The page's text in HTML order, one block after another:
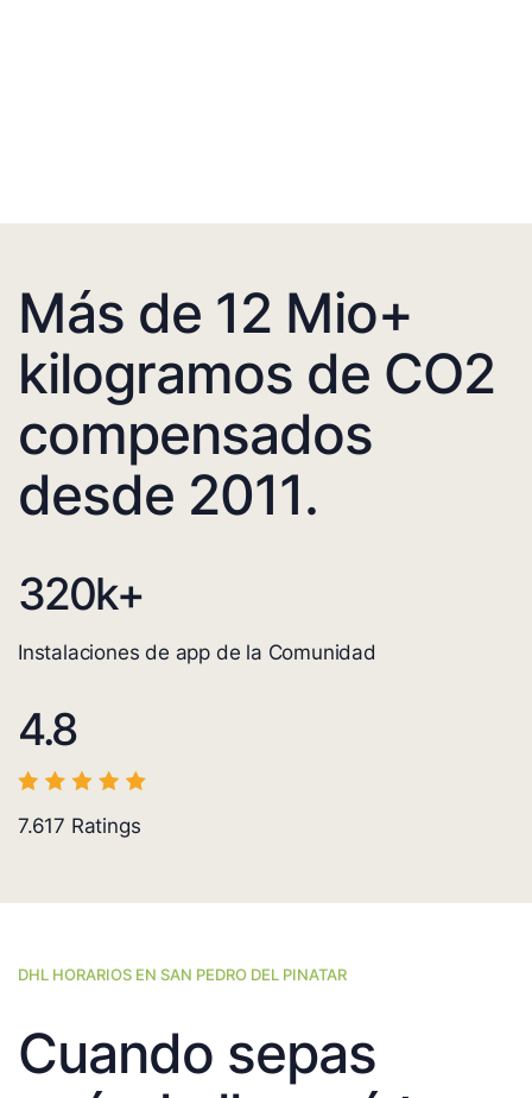
Más de 12 Mio+
kilogramos de CO2
compensados
desde 2011.
320k+
Instalaciones de app de la Comunidad
4.8
7.617 Ratings
DHL HORARIOS EN SAN PEDRO DEL PINATAR
Cuando sepas